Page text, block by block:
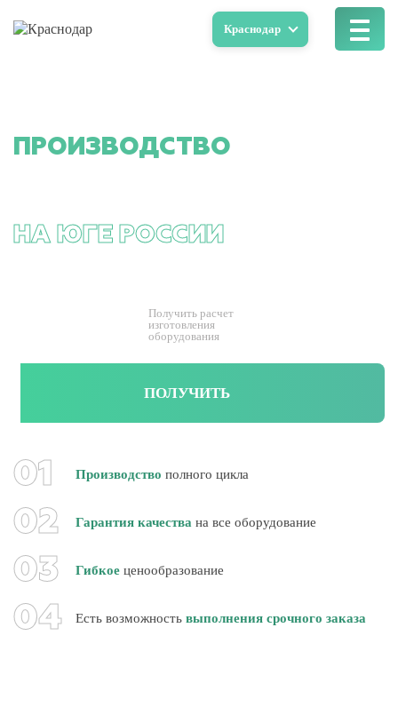
Краснодар
ПРОИЗВОДСТВО
НА ЮГЕ РОССИИ
Получить расчет
изготовления
оборудования
Производство полного цикла
Гарантия качества на все оборудование
Гибкое ценообразование
Есть возможность выполнения срочного заказа
ПОЛУЧИТЬ